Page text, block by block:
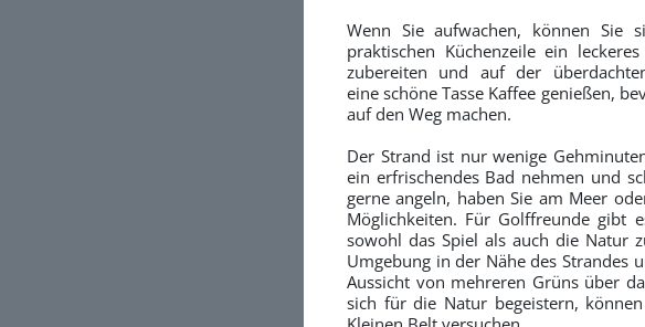
Wenn Sie aufwachen, können Sie
praktischen Küchenzeile ein
zubereiten und auf der
eine schöne Tasse Kaffee genießen,
auf den Weg machen.
Der Strand ist nur wenige
ein erfrischendes Bad nehmen und
gerne angeln, haben Sie am Meer
Möglichkeiten. Für Golffreunde gibt
sowohl das Spiel als auch die Natur
Umgebung in der Nähe des Strandes
Aussicht von mehreren Grüns über
sich für die Natur begeistern,